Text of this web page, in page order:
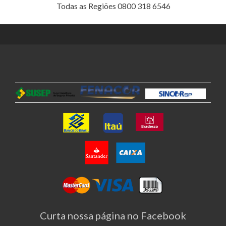
Todas as Regiões 0800 318 6546
Curta nossa página no Facebook